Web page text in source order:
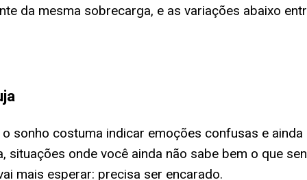
da mesma sobrecarga, e as variações abaixo
sonho costuma indicar emoções confusas e
onde você ainda não sabe bem o que
mais esperar: precisa ser encarado.